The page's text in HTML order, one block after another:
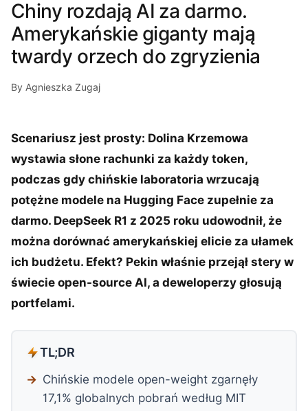
Chiny rozdają AI za darmo.
Amerykańskie giganty mają
twardy orzech do zgryzienia
By Agnieszka Zugaj
Scenariusz jest prosty: Dolina Krzemowa
wystawia słone rachunki za każdy token,
podczas gdy chińskie laboratoria wrzucają
potężne modele na Hugging Face zupełnie za
darmo. DeepSeek R1 z 2025 roku udowodnił, że
można dorównać amerykańskiej elicie za ułamek
ich budżetu. Efekt? Pekin właśnie przejął stery w
świecie open-source AI, a deweloperzy głosują
portfelami.
TL;DR
Chińskie modele open-weight zgarnęły
17,1% globalnych pobrań według MIT